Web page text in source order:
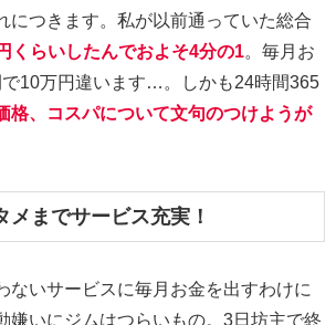
につきます。私が以前通っていた総合
くらいしたんでおよそ4分の1。毎月お
で10万円違います…。しかも24時間365
格、コスパについて文句のつけようが
メまでサービス充実！
ないサービスに毎月お金を出すわけに
嫌いにジムはつらいもの。3日坊主で終